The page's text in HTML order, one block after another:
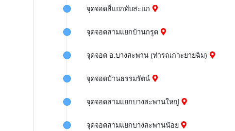
จุดจอดสี่แยกทับสะแก
จุดจอดสามแยกบ้านกรูด
จุดจอด อ.บางสะพาน (ท่ารถเกาะยายฉิม)
จุดจอดบ้านธรรมรัตน์
จุดจอดสามแยกบางสะพานใหญ่
จุดจอดสามแยกบางสะพานน้อย